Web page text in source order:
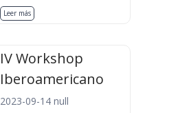
Leer más
IV Workshop
Iberoamericano
2023-09-14 null